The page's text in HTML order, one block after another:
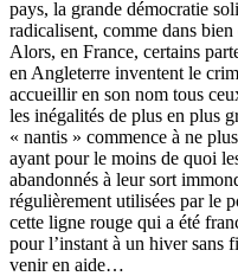
pays, la grande démocratie
radicalisent, comme dans
Alors, en France, certains
en Angleterre inventent le
accueillir en son nom tous
les inégalités de plus en plus
« nantis » commence à ne
ayant pour le moins de quoi
abandonnés à leur sort
régulièrement utilisées par le
cette ligne rouge qui a été
pour l’instant à un hiver sans
venir en aide…